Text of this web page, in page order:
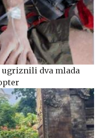
dva mlada